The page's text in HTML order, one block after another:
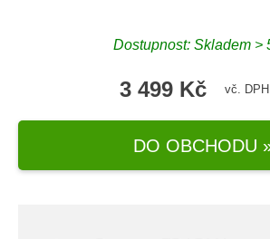
Dostupnost: Skladem >
3 499 Kč vč. DPH
DO OBCHODU